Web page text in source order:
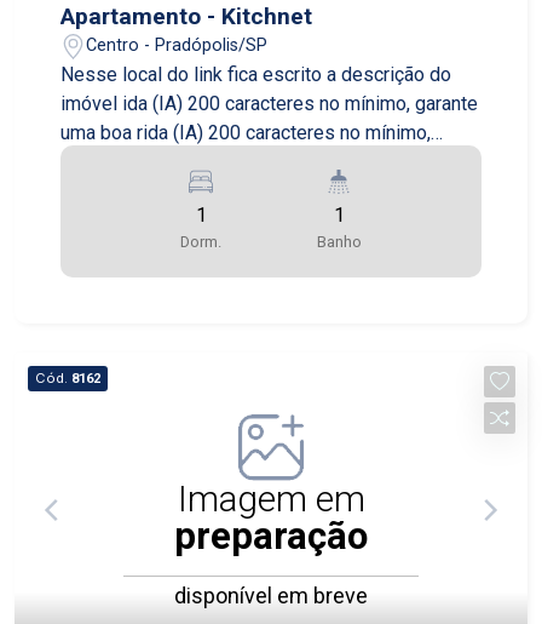
Apartamento - Kitchnet
Centro - Pradópolis/SP
Nesse local do link fica escrito a descrição do
imóvel ida (IA) 200 caracteres no mínimo, garante
uma boa rida (IA) 200 caracteres no mínimo,
garante uma boa rida (IA) 200 caracteres no
mínimo, garante uma boa rida (IA) 200 caracteres
no mínimo, garante uma boa r
1
Dorm.
1
Banho
Cód. 8162
Imagem em
preparação
disponível em breve